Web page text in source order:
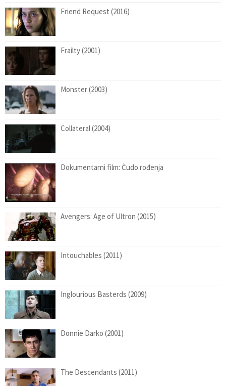
Friend Request (2016)
Frailty (2001)
Monster (2003)
Collateral (2004)
Dokumentarni film: Čudo rođenja
Avengers: Age of Ultron (2015)
Intouchables (2011)
Inglourious Basterds (2009)
Donnie Darko (2001)
The Descendants (2011)